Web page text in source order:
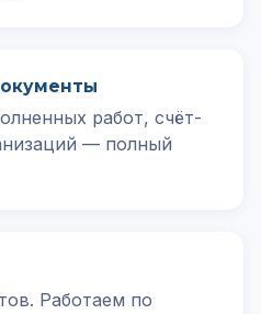
работ, счёт-
— полный
Работаем по